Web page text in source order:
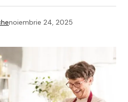
noiembrie 24, 2025